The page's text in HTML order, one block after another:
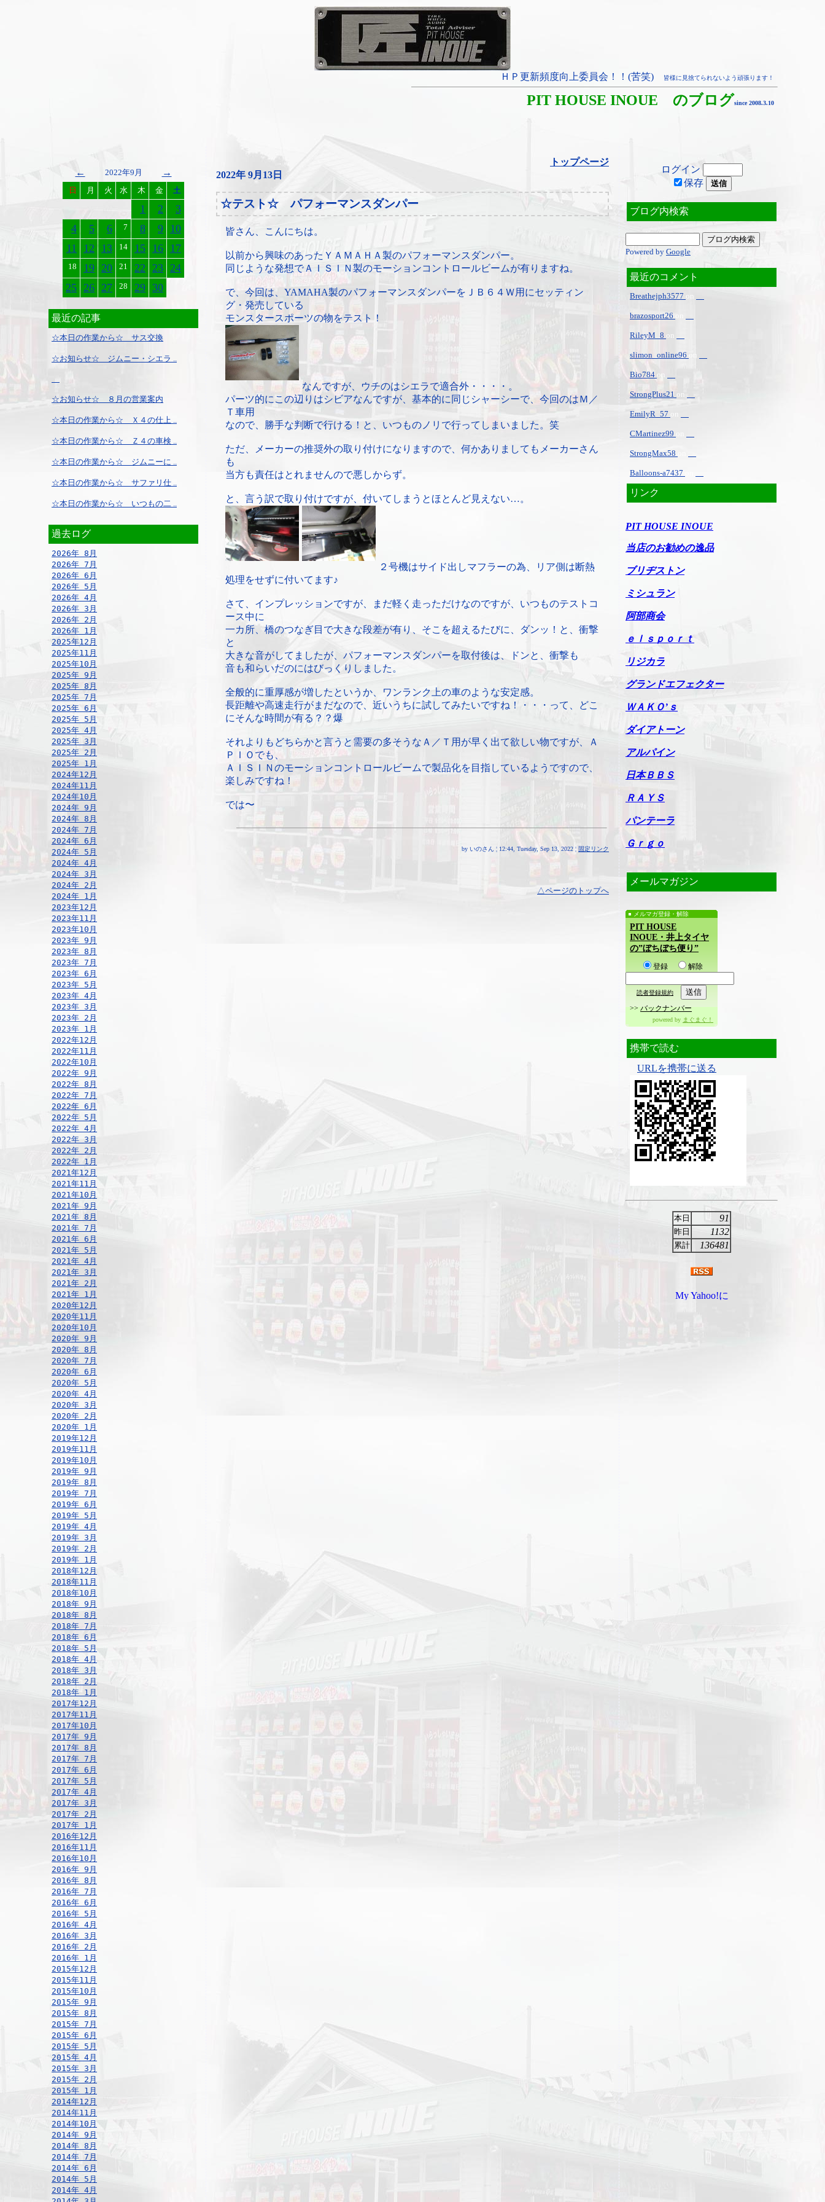
ＨＰ更新頻度向上委員会！！(苦笑) 皆様に見捨てられないよう頑張ります！
PIT HOUSE INOUE のブログsince 2008.3.10
← 2022年9月 →
日 月 火 水 木 金 土
1 2
3
4
5 6 7 8 9 10
11
12 13 14 15 16 17
18 19 20 21 22 23 24
25 26 27 28 29 30
最近の記事
☆本日の作業から☆ サス交換
☆お知らせ☆ ジムニー・シエラ ..
☆お知らせ☆ ８月の営業案内
☆本日の作業から☆ Ｘ４の仕上 ..
☆本日の作業から☆ Ｚ４の車検 ..
☆本日の作業から☆ ジムニーに ..
☆本日の作業から☆ サファリ仕 ..
☆本日の作業から☆ いつもの二 ..
過去ログ
2026年 8月
2026年 7月
2026年 6月
2026年 5月
2026年 4月
2026年 3月
2026年 2月
2026年 1月
2025年12月
2025年11月
2025年10月
2025年 9月
2025年 8月
2025年 7月
2025年 6月
2025年 5月
2025年 4月
2025年 3月
2025年 2月
2025年 1月
2024年12月
2024年11月
2024年10月
2024年 9月
2024年 8月
2024年 7月
2024年 6月
2024年 5月
2024年 4月
2024年 3月
2024年 2月
2024年 1月
2023年12月
2023年11月
2023年10月
2023年 9月
2023年 8月
2023年 7月
2023年 6月
2023年 5月
2023年 4月
2023年 3月
2023年 2月
2023年 1月
2022年12月
2022年11月
2022年10月
2022年 9月
2022年 8月
2022年 7月
2022年 6月
2022年 5月
2022年 4月
2022年 3月
2022年 2月
2022年 1月
2021年12月
2021年11月
2021年10月
2021年 9月
2021年 8月
2021年 7月
2021年 6月
2021年 5月
2021年 4月
2021年 3月
2021年 2月
2021年 1月
2020年12月
2020年11月
2020年10月
2020年 9月
2020年 8月
2020年 7月
2020年 6月
2020年 5月
2020年 4月
2020年 3月
2020年 2月
2020年 1月
2019年12月
2019年11月
2019年10月
2019年 9月
2019年 8月
2019年 7月
2019年 6月
2019年 5月
2019年 4月
2019年 3月
2019年 2月
2019年 1月
2018年12月
2018年11月
2018年10月
2018年 9月
2018年 8月
2018年 7月
2018年 6月
2018年 5月
2018年 4月
2018年 3月
2018年 2月
2018年 1月
2017年12月
2017年11月
2017年10月
2017年 9月
2017年 8月
2017年 7月
2017年 6月
2017年 5月
2017年 4月
2017年 3月
2017年 2月
2017年 1月
2016年12月
2016年11月
2016年10月
2016年 9月
2016年 8月
2016年 7月
2016年 6月
2016年 5月
2016年 4月
2016年 3月
2016年 2月
2016年 1月
2015年12月
2015年11月
2015年10月
2015年 9月
2015年 8月
2015年 7月
2015年 6月
2015年 5月
2015年 4月
2015年 3月
2015年 2月
2015年 1月
2014年12月
2014年11月
2014年10月
2014年 9月
2014年 8月
2014年 7月
2014年 6月
2014年 5月
2014年 4月
トップページ
2022年 9月13日
☆テスト☆ パフォーマンスダンパー
皆さん、こんにちは。
以前から興味のあったＹＡＭＡＨＡ製のパフォーマンスダンパー。
同じような発想でＡＩＳＩＮ製のモーションコントロールビームが有りますね。
で、今回は、YAMAHA製のパフォーマンスダンパーをＪＢ６４Ｗ用にセッティン
グ・発売している
モンスタースポーツの物をテスト！
なんですが、ウチのはシエラで適合外・・・・。
パーツ的にこの辺りはシビアなんですが、基本的に同じシャーシーで、今回のはＭ／
Ｔ車用
なので、勝手な判断で行ける！と、いつものノリで行ってしまいました。笑
ただ、メーカーの推奨外の取り付けになりますので、何かありましてもメーカーさん
も
当方も責任はとれませんので悪しからず。
と、言う訳で取り付けですが、付いてしまうとほとんど見えない…。
２号機はサイド出しマフラーの為、リア側は断熱
処理をせずに付いてます♪
さて、インプレッションですが、まだ軽く走っただけなのですが、いつものテストコ
ース中に
一カ所、橋のつなぎ目で大きな段差が有り、そこを超えるたびに、ダンッ！と、衝撃
と
大きな音がしてましたが、パフォーマンスダンパーを取付後は、ドンと、衝撃も
音も和らいだのにはびっくりしました。
全般的に重厚感が増したというか、ワンランク上の車のような安定感。
長距離や高速走行がまだなので、近いうちに試してみたいですね！・・・って、どこ
にそんな時間が有る？？爆
それよりもどちらかと言うと需要の多そうなＡ／Ｔ用が早く出て欲しい物ですが、Ａ
ＰＩＯでも、
ＡＩＳＩＮのモーションコントロールビームで製品化を目指しているようですので、
楽しみですね！
では〜
by いのさん ¦ 12:44, Tuesday, Sep 13, 2022 ¦ 固定リンク
△ページのトップへ
ログイン
保存
ブログ内検索
Powered by Google
最近のコメント
Breathejph3577 on
brazosport26
RileyM_8 on
slimon_online96 on
Bio784 on
StrongPlus21 on
EmilyR_57 on
CMartinez99
StrongMax58
Balloons-a7437
リンク
PIT HOUSE INOUE
当店のお勧めの逸品
ブリヂストン
ミシュラン
阿部商会
ｅｌｓｐｏｒｔ
リジカラ
グランドエフェクター
ＷＡＫＯ’ｓ
ダイアトーン
アルパイン
日本ＢＢＳ
ＲＡＹＳ
パンテーラ
Ｇｒｇｏ
メールマガジン
メルマガ登録・解除
PIT HOUSE
INOUE・井上タイヤ
の”ぼちぼち便り”
登録 解除
読者登録規約
>> バックナンバー
powered by まぐまぐ！
携帯で読む
URLを携帯に送る
本日 91
昨日 1132
累計 136481